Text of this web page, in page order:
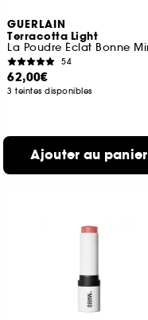
GUERLAIN
Terracotta Light
54
62,00€
3 teintes disponibles
Ajouter au panier